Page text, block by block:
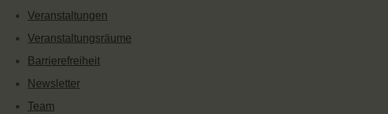
Veranstaltungen
Veranstaltungsräume
Barrierefreiheit
Newsletter
Team